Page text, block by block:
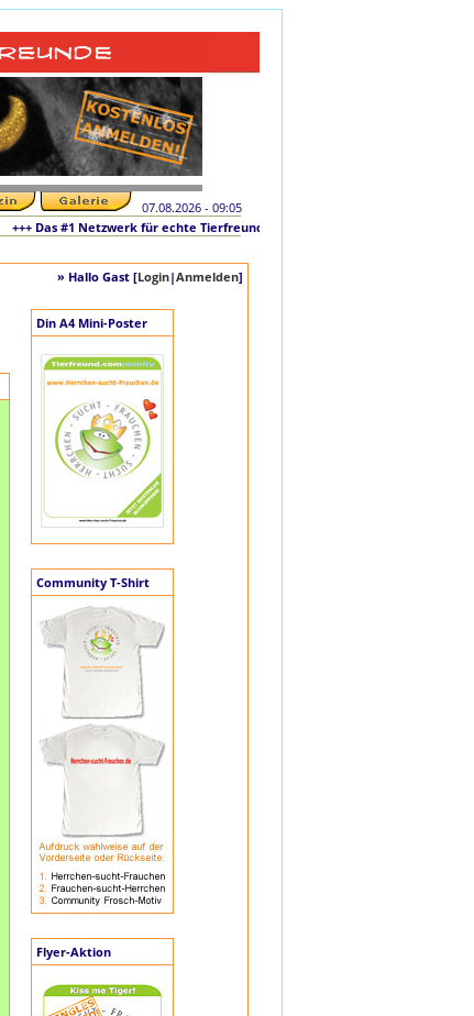
07.08.2026 - 09:05
+++ Das #1 Netzwerk für echte Tierfreunde und tierliebe Singles +++ Die
» Hallo Gast [Login|Anmelden]
Din A4 Mini-Poster
Community T-Shirt
Flyer-Aktion